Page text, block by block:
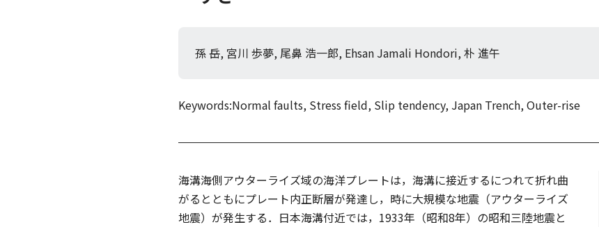
孫 岳, 宮川 歩夢, 尾鼻 浩一郎, Ehsan Jamali Hondori, 朴 進午
Keywords:Normal faults, Stress field, Slip tendency, Japan Trench, Outer-rise
海溝海側アウターライズ域の海洋プレートは，海溝に接近するにつれて折れ曲
がるとともにプレート内正断層が発達し，時に大規模な地震（アウターライズ
地震）が発生する．日本海溝付近では，1933年（昭和8年）の昭和三陸地震と